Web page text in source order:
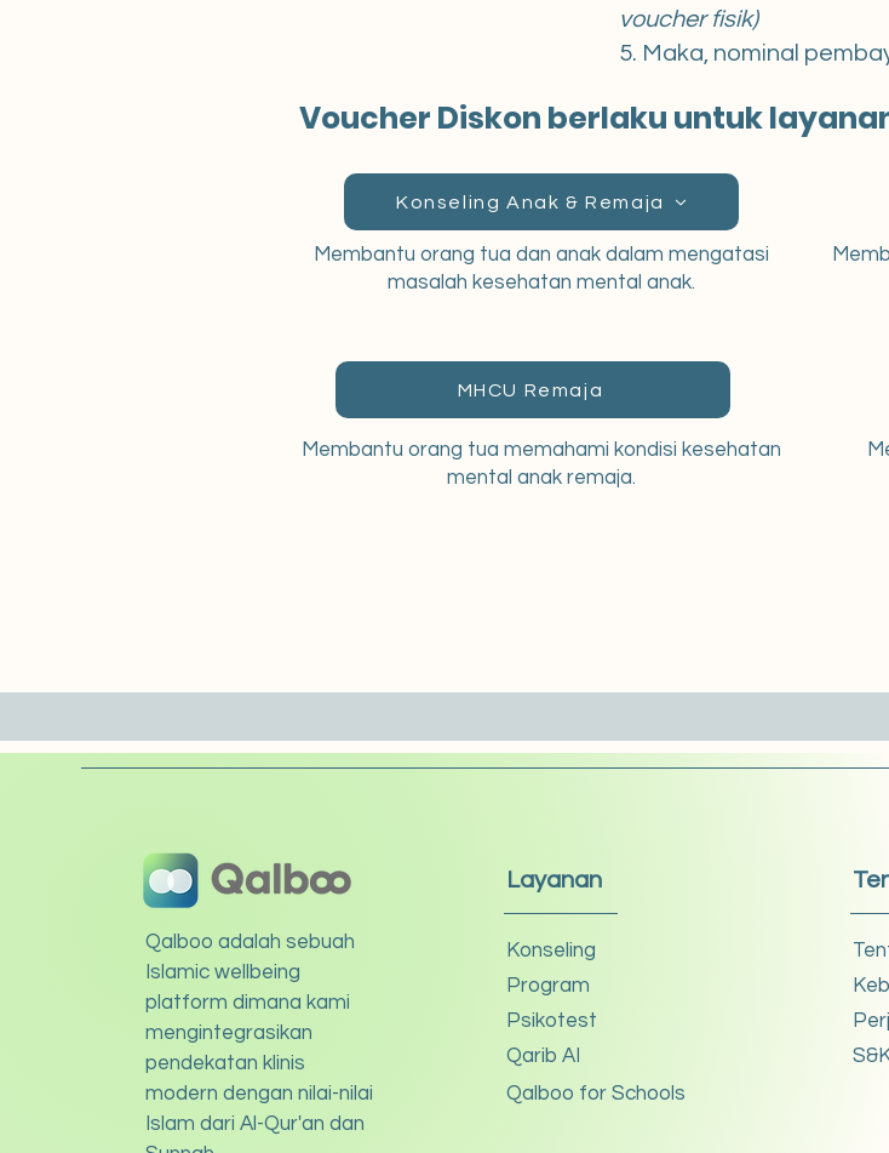
voucher fisik)
5. Maka, nominal
Voucher Diskon berlaku untuk
Konseling Anak & Remaja
Membantu orang tua dan anak dalam mengatasi
masalah kesehatan mental anak.
MHCU Remaja
Membantu orang tua memahami kondisi kesehatan
mental anak remaja.
Qalboo adalah sebuah
Islamic wellbeing
platform dimana kami
mengintegrasikan
pendekatan klinis
modern dengan nilai-nilai
Islam dari Al-Qur'an dan
Layanan
Konseling
Program
Psikotest
Qarib AI
Qalboo for Schools